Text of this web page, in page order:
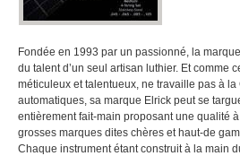
Fondée en 1993 par un passionné, la
du talent d’un seul artisan luthier. Et comme
méticuleux et talentueux, ne travaille pas à
automatiques, sa marque Elrick peut se
entièrement fait-main proposant une qualité
grosses marques dites chères et haut-de
Chaque instrument étant construit à la main